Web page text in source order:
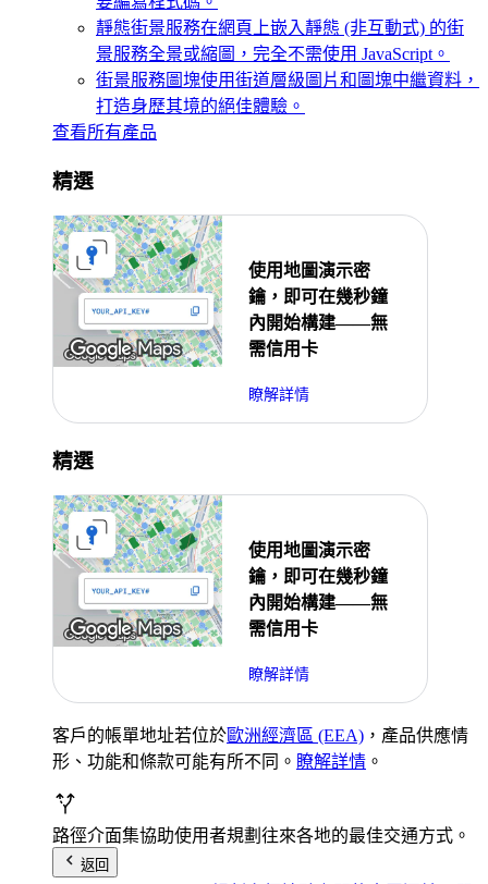
靜態街景服務在網頁上嵌入靜態 (非互動式) 的街
景服務全景或縮圖，完全不需使用 JavaScript。
街景服務圖塊使用街道層級圖片和圖塊中繼資料，
打造身歷其境的絕佳體驗。
查看所有產品
精選
使用地圖演示密
鑰，即可在幾秒鐘
內開始構建——無
需信用卡
瞭解詳情
精選
使用地圖演示密
鑰，即可在幾秒鐘
內開始構建——無
需信用卡
瞭解詳情
客戶的帳單地址若位於歐洲經濟區 (EEA) ，產品供應情
形、功能和條款可能有所不同。 瞭解詳情 。
路徑介面集協助使用者規劃往來各地的最佳交通方式。
返回